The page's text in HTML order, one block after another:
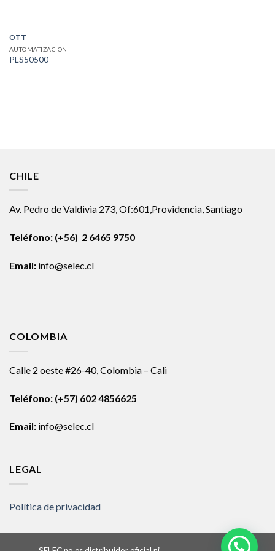
OTT
AUTOMATIZACION
PLS50500
CHILE
Av. Pedro de Valdivia 273, Of:601,Providencia, Santiago
Teléfono: (+56) 2 6465 9750
Email: info@selec.cl
COLOMBIA
Calle 2 oeste #26-40, Colombia – Cali
Teléfono: (+57) 602 4856625
Email: info@selec.cl
LEGAL
Política de privacidad